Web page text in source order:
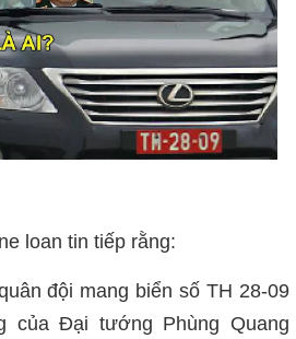
loan tin tiếp rằng:
đội mang biển số TH 28-09
của Đại tướng Phùng Quang